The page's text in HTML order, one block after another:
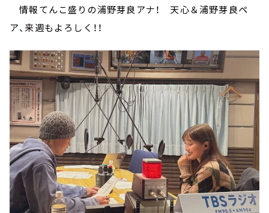
情報てんこ盛りの浦野芽良アナ！ 天心＆浦野芽良ペ
ア、来週もよろしく！！